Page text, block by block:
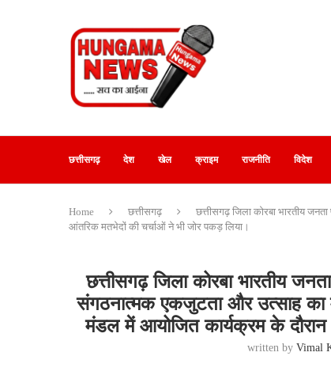
छत्तीसगढ़ देश खेल क्राइम राजनीति विदेश
Home छत्तीसगढ़
छत्तीसगढ़ जिला कोरबा भारतीय
आंतरिक मतभेदों की चर्चाओं ने भी जोर पकड़ लिया।
छत्तीसगढ़ जिला कोरबा भारतीय
संगठनात्मक एकजुटता और उत्साह का
मंडल में आयोजित कार्यक्रम के
written by Vimal